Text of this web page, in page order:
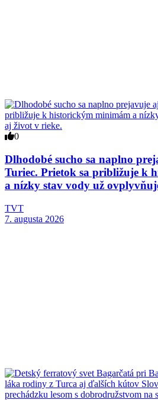
0
Dlhodobé sucho sa naplno
Turiec. Prietok sa približuje k
a nízky stav vody už
TVT
7. augusta 2026